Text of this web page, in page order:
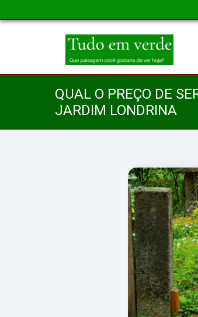
QUAL O PREÇO DE
JARDIM LONDRINA